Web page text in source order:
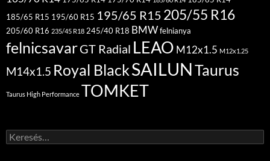
185/65 R15 195/60 R15 195/65 R15 205/55 R16
205/60 R16 235/45 R18 245/40 R18 BMWfelnianya
felnicsavarGT Radial LEAO M12x1.5 M12x1.25
M14x1.5 Royal BlackSAILUNTaurus
Taurus High Performance TOMKET
Keresés: